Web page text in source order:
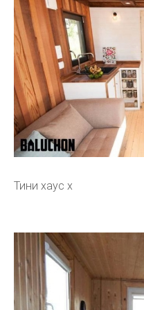
Тини хаус х